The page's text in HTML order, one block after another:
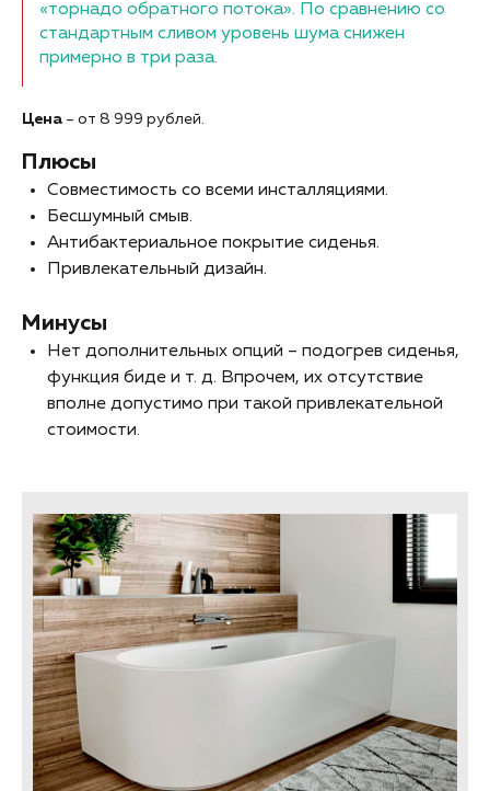
«торнадо обратного потока». По сравнению со
стандартным сливом уровень шума снижен
примерно в три раза.
Цена – от 8 999 рублей.
Плюсы
Совместимость со всеми инсталляциями.
Бесшумный смыв.
Антибактериальное покрытие сиденья.
Привлекательный дизайн.
Минусы
Нет дополнительных опций – подогрев сиденья,
функция биде и т. д. Впрочем, их отсутствие
вполне допустимо при такой привлекательной
стоимости.